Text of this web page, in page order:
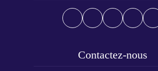
Contactez-nous